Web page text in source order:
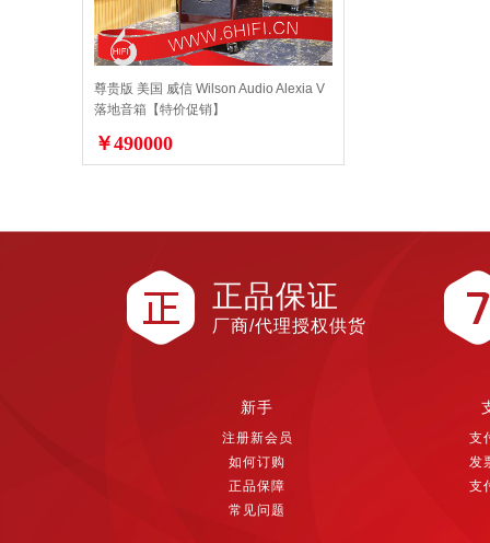
尊贵版 美国 威信 Wilson Audio Alexia V
落地音箱【特价促销】
￥490000
正品保证
厂商/代理授权供货
新手
注册新会员
如何订购
正品保障
常见问题
支
发
支